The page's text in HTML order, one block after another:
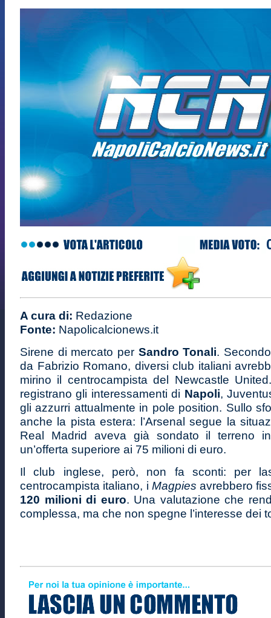
A cura di: Redazione
Fonte: Napolicalcionews.it
Sirene di mercato perSandro Tonali.
da Fabrizio Romano, diversi club italiani
mirino il centrocampista del Newcastle
registrano gli interessamenti di Napoli,
gli azzurri attualmente in pole position. Sullo
anche la pista estera: l’Arsenal segue la
Real Madrid aveva già sondato il terreno
un’offerta superiore ai 75 milioni di euro.
Il club inglese, però, non fa sconti: per
centrocampista italiano, i Magpies avrebbero
120 milioni di euro. Una valutazione che
complessa, ma che non spegne l’interesse dei